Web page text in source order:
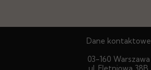
Dane kontaktowe
03-160 Warszawa